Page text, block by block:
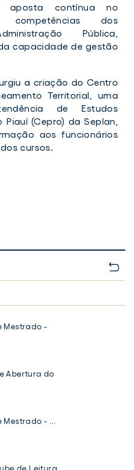
aposta contínua no
competências dos
Pública,
capacidade de gestão
a criação do Centro
Territorial, uma
de Estudos
(Cepro) da Seplan,
aos funcionários
cursos.
Mestrado -
Abertura do
Mestrado - ...